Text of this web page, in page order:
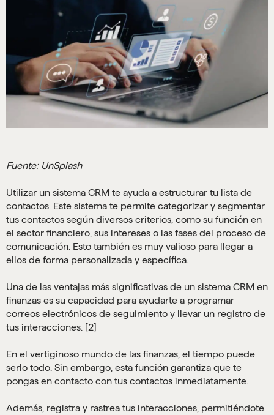
Fuente: UnSplash
Utilizar un sistema CRM te ayuda a estructurar tu lista de
contactos. Este sistema te permite categorizar y segmentar
tus contactos según diversos criterios, como su función en
el sector financiero, sus intereses o las fases del proceso de
comunicación. Esto también es muy valioso para llegar a
ellos de forma personalizada y específica.
Una de las ventajas más significativas de un sistema CRM en
finanzas es su capacidad para ayudarte a programar
correos electrónicos de seguimiento y llevar un registro de
tus interacciones. [2]
En el vertiginoso mundo de las finanzas, el tiempo puede
serlo todo. Sin embargo, esta función garantiza que te
pongas en contacto con tus contactos inmediatamente.
Además, registra y rastrea tus interacciones, permitiéndote